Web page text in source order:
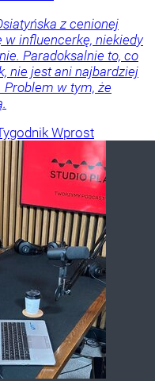
z cenionej
w influencerkę, niekiedy
Paradoksalnie to, co
nie jest ani najbardziej
w tym, że
Wprost